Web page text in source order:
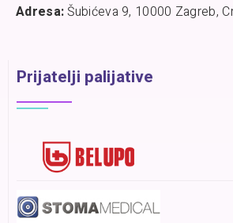
Adresa:Šubićeva 9, 10000 Zagreb,
Prijatelji palijative